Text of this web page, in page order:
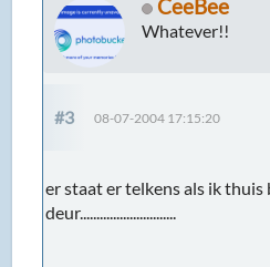
CeeBee
Whatever!!
#3 08-07-2004 17:15:20
er staat er telkens als ik thuis
deur.............................